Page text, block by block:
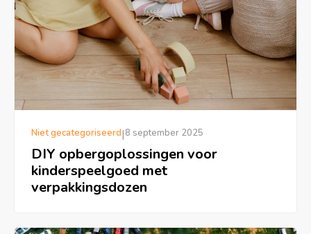
Niet gecategoriseerd|8 september 2025
DIY opbergoplossingen voor
kinderspeelgoed met
verpakkingsdozen